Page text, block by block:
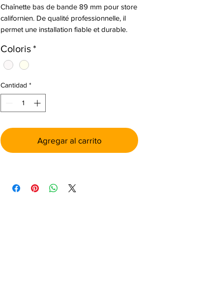
por
Mililitro
Chaînette bas de bande 89 mm pour store
californien. De qualité professionnelle, il
permet une installation fiable et durable.
Coloris*
Cantidad *
Agregar al carrito